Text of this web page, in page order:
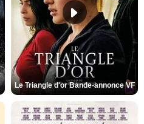
Le Triangle d'or Bande-annonce VF